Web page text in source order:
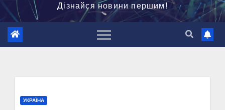
Дізнайся новини першим!
УКРАЇНА